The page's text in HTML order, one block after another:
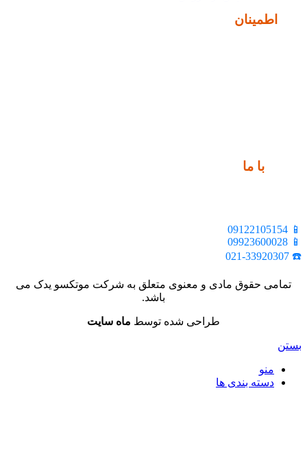
اطمینان
با ما
📱 09122105154
📱 09923600028
☎️ 021-33920307
تمامی حقوق مادی و معنوی متعلق به شرکت موتکسو یدک می
باشد.
طراحی شده توسط ماه سایت
بستن
منو
دسته بندی ها